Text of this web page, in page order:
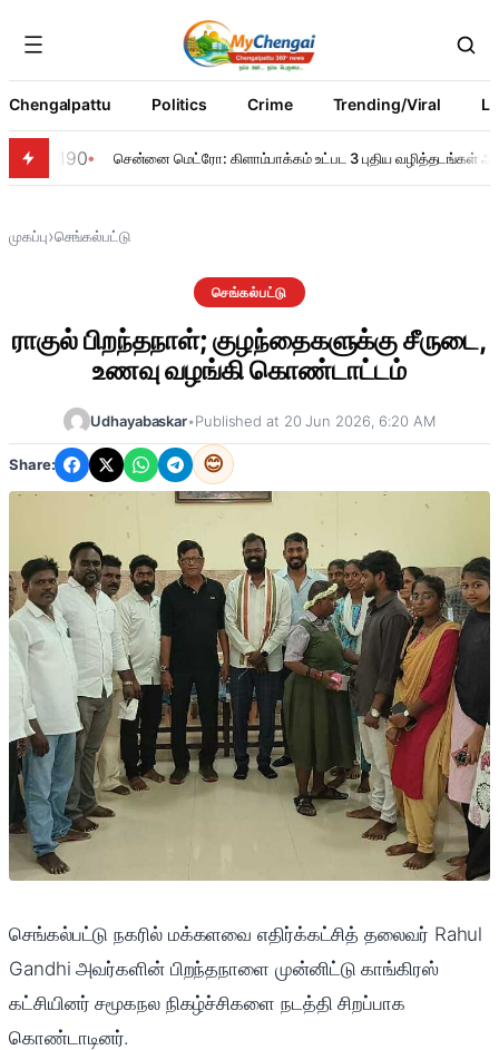
Chengalpattu Politics Crime Trending/Viral
190 சென்னை மெட்ரோ: கிளாம்பாக்கம் உட்பட 3 புதிய வழித்தடங்கள்
முகப்பு›செங்கல்பட்டு
செங்கல்பட்டு
ராகுல் பிறந்தநாள்; குழந்தைகளுக்கு சீருடை,
உணவு வழங்கி கொண்டாட்டம்
Udhayabaskar•Published at 20 Jun 2026, 6:20 AM
Share: 😊
செங்கல்பட்டு நகரில் மக்களவை எதிர்க்கட்சித் தலைவர் Rahul
Gandhi அவர்களின் பிறந்தநாளை முன்னிட்டு காங்கிரஸ்
கட்சியினர் சமூகநல நிகழ்ச்சிகளை நடத்தி சிறப்பாக
கொண்டாடினர்.